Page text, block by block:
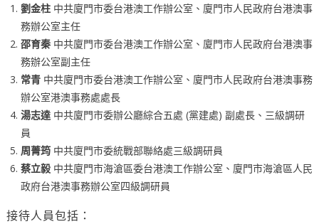
劉金柱中共廈門市委台港澳工作辦公室、廈門市人民政府台港澳事
務辦公室主任
邵育秦中共廈門市委台港澳工作辦公室、廈門市人民政府台港澳事
務辦公室副主任
常青中共廈門市委台港澳工作辦公室、廈門市人民政府台港澳事務
辦公室港澳事務處處長
湯志達中共廈門市委辦公廳綜合五處 (黨建處) 副處長、三級調研
員
周菁筠中共廈門市委統戰部聯絡處三級調研員
蔡立毅中共廈門市海滄區委台港澳工作辦公室、廈門市海滄區人民
政府台港澳事務辦公室四級調研員
接待人員包括：